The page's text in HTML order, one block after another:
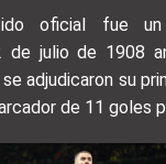
oficial fue un
de julio de 1908
adjudicaron su
de 11 goles